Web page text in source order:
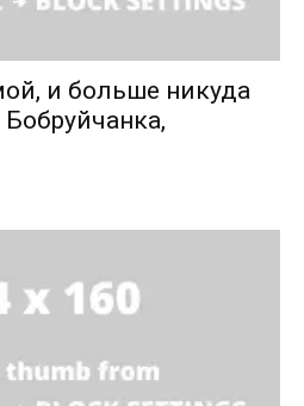
и больше никуда
Бобруйчанка,